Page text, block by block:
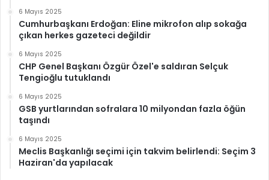
6 Mayıs 2025
Cumhurbaşkanı Erdoğan: Eline mikrofon alıp sokağa
çıkan herkes gazeteci değildir
6 Mayıs 2025
CHP Genel Başkanı Özgür Özel'e saldıran Selçuk
Tengioğlu tutuklandı
6 Mayıs 2025
GSB yurtlarından sofralara 10 milyondan fazla öğün
taşındı
6 Mayıs 2025
Meclis Başkanlığı seçimi için takvim belirlendi: Seçim 3
Haziran'da yapılacak